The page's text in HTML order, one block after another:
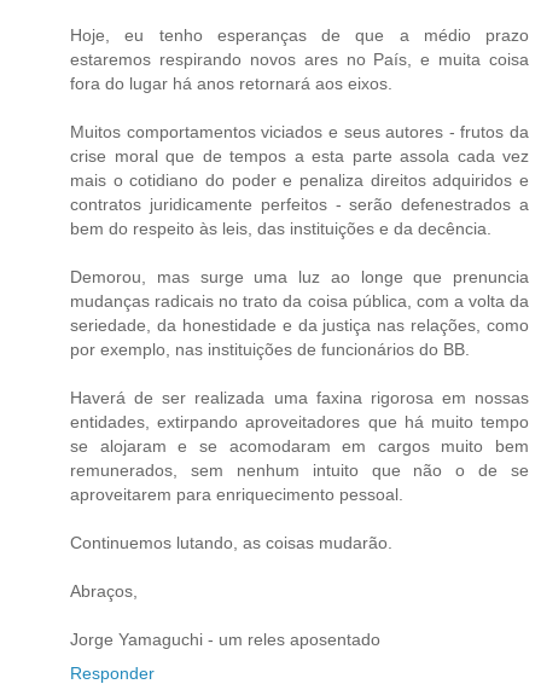
Hoje, eu tenho esperanças de que a médio prazo
estaremos respirando novos ares no País, e muita coisa
fora do lugar há anos retornará aos eixos.
Muitos comportamentos viciados e seus autores - frutos da
crise moral que de tempos a esta parte assola cada vez
mais o cotidiano do poder e penaliza direitos adquiridos e
contratos juridicamente perfeitos - serão defenestrados a
bem do respeito às leis, das instituições e da decência.
Demorou, mas surge uma luz ao longe que prenuncia
mudanças radicais no trato da coisa pública, com a volta da
seriedade, da honestidade e da justiça nas relações, como
por exemplo, nas instituições de funcionários do BB.
Haverá de ser realizada uma faxina rigorosa em nossas
entidades, extirpando aproveitadores que há muito tempo
se alojaram e se acomodaram em cargos muito bem
remunerados, sem nenhum intuito que não o de se
aproveitarem para enriquecimento pessoal.
Continuemos lutando, as coisas mudarão.
Abraços,
Jorge Yamaguchi - um reles aposentado
Responder